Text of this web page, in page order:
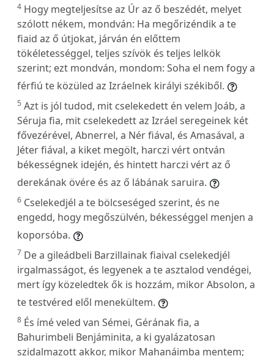
4 Hogy megteljesítse az Úr az ő beszédét, melyet
szólott nékem, mondván: Ha megőrizéndik a te
fiaid az ő útjokat, járván én előttem
tökéletességgel, teljes szívök és teljes lelkök
szerint; ezt mondván, mondom: Soha el nem fogy a
férfiú te közüled az Izráelnek királyi székiből.
5 Azt is jól tudod, mit cselekedett én velem Joáb, a
Séruja fia, mit cselekedett az Izráel seregeinek két
fővezérével, Abnerrel, a Nér fiával, és Amasával, a
Jéter fiával, a kiket megölt, harczi vért ontván
békességnek idején, és hintett harczi vért az ő
derekának övére és az ő lábának saruira.
6 Cselekedjél a te bölcseséged szerint, és ne
engedd, hogy megőszülvén, békességgel menjen a
koporsóba.
7 De a gileádbeli Barzillainak fiaival cselekedjél
irgalmasságot, és legyenek a te asztalod vendégei,
mert így közeledtek ők is hozzám, mikor Absolon, a
te testvéred elől menekültem.
8 És ímé veled van Sémei, Gérának fia, a
Bahurimbeli Benjáminita, a ki gyalázatosan
szidalmazott akkor, mikor Mahanáimba mentem;